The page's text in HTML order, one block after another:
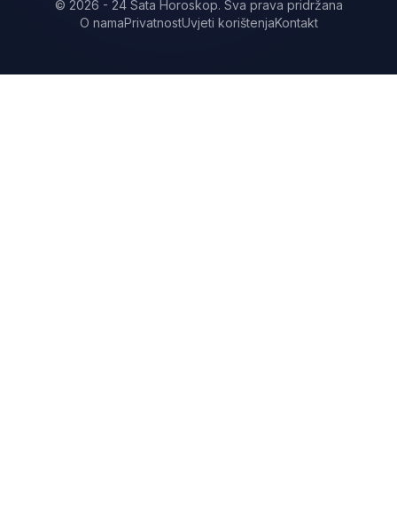
© 2026 - 24 Sata Horoskop. Sva prava pridržana
O namaPrivatnostUvjeti korištenjaKontakt